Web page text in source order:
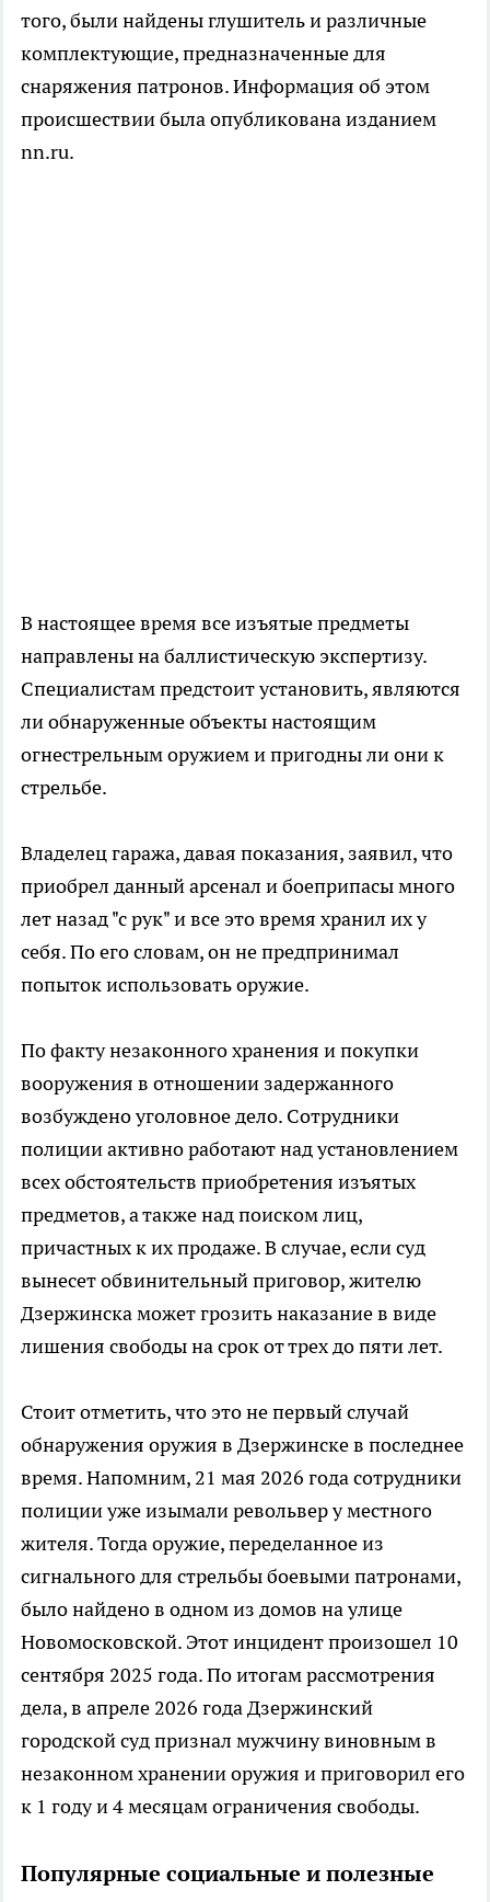
того, были найдены глушитель и различные
комплектующие, предназначенные для
снаряжения патронов. Информация об этом
происшествии была опубликована изданием
nn.ru.
В настоящее время все изъятые предметы
направлены на баллистическую экспертизу.
Специалистам предстоит установить, являются
ли обнаруженные объекты настоящим
огнестрельным оружием и пригодны ли они к
стрельбе.
Владелец гаража, давая показания, заявил, что
приобрел данный арсенал и боеприпасы много
лет назад "с рук" и все это время хранил их у
себя. По его словам, он не предпринимал
попыток использовать оружие.
По факту незаконного хранения и покупки
вооружения в отношении задержанного
возбуждено уголовное дело. Сотрудники
полиции активно работают над установлением
всех обстоятельств приобретения изъятых
предметов, а также над поиском лиц,
причастных к их продаже. В случае, если суд
вынесет обвинительный приговор, жителю
Дзержинска может грозить наказание в виде
лишения свободы на срок от трех до пяти лет.
Стоит отметить, что это не первый случай
обнаружения оружия в Дзержинске в последнее
время. Напомним, 21 мая 2026 года сотрудники
полиции уже изымали револьвер у местного
жителя. Тогда оружие, переделанное из
сигнального для стрельбы боевыми патронами,
было найдено в одном из домов на улице
Новомосковской. Этот инцидент произошел 10
сентября 2025 года. По итогам рассмотрения
дела, в апреле 2026 года Дзержинский
городской суд признал мужчину виновным в
незаконном хранении оружия и приговорил его
к 1 году и 4 месяцам ограничения свободы.
Популярные социальные и полезные